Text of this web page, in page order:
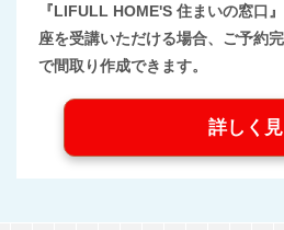
『LIFULL HOME'S 住まいの窓口
座を受講いただける場合、ご予約
で間取り作成できます。
詳しく見